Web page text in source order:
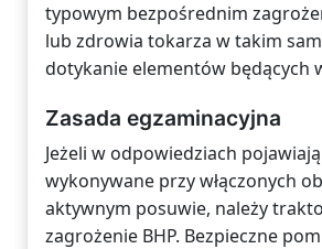
typowym bezpośrednim
lub zdrowia tokarza w takim
dotykanie elementów będących
Zasada egzaminacyjna
Jeżeli w odpowiedziach
wykonywane przy włączonych
aktywnym posuwie, należy
zagrożenie BHP. Bezpieczne